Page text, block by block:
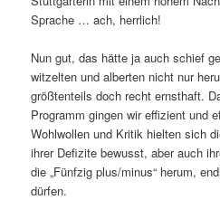
Sprache … ach, herrlich!
Nun gut, das hätte ja auch schief
witzelten und alberten nicht nur
größtenteils doch recht ernsthaft.
Programm gingen wir effizient und
Wohlwollen und Kritik hielten sich
ihrer Defizite bewusst, aber auch
die „Fünfzig plus/minus“ herum,
dürfen.